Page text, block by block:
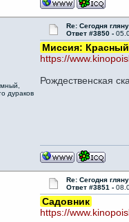
дураков
Re: Сегодня
Ответ #3850 -
Миссия: Красный
https://
Рождественская
Re: Сегодня
Ответ #3851 -
Садовник
https://